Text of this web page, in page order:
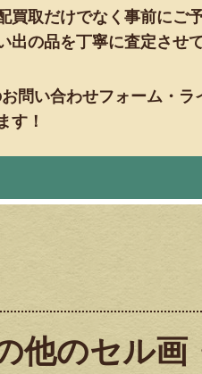
買取だけでなく事前にご
出の品を丁寧に査定させ
問い合わせフォーム・
す！
他のセル画